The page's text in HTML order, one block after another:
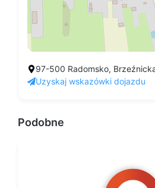
97-500 Radomsko,
Uzyskaj wskazówki dojazdu
Podobne